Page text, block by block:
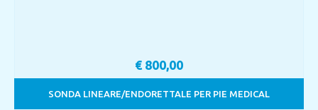
SONDA LINEARE/ENDORETTALE PER PIE MEDICAL
€ 800,00